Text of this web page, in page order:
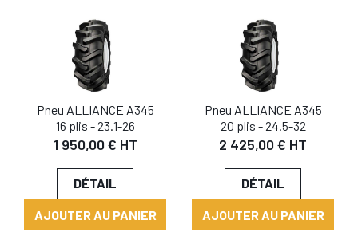
Pneu ALLIANCE A345
16 plis - 23.1-26
1 950,00 € HT
DÉTAIL
AJOUTER AU PANIER
Pneu ALLIANCE A345
20 plis - 24.5-32
2 425,00 € HT
DÉTAIL
AJOUTER AU PANIER